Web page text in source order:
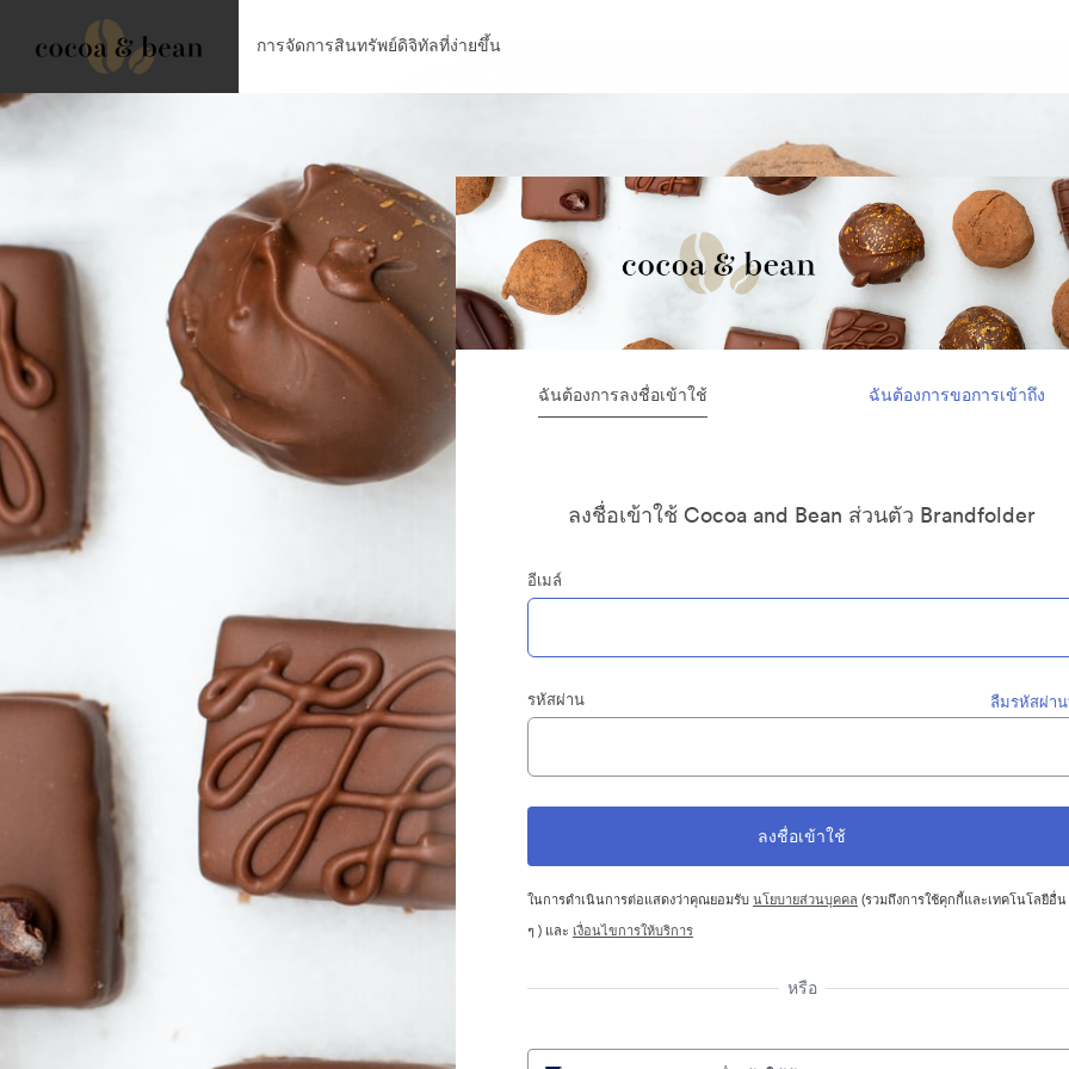
การจัดการสินทรัพย์ดิจิทัลที่ง่ายขึ้น
ฉันต้องการลงชื่อเข้าใช้ ฉันต้องการขอการเข้าถึง
ลงชื่อเข้าใช้ Cocoa and Bean ส่วนตัว Brandfolder
อีเมล์
รหัสผ่าน ลืมรหัสผ่า
ในการดำเนินการต่อแสดงว่าคุณยอมรับนโยบายส่วนบุคคล (รวมถึงการใช้คุกกี้และเทคโนโลยีอื่น
ๆ ) และ เงื่อนไขการให้บริการ
หรือ